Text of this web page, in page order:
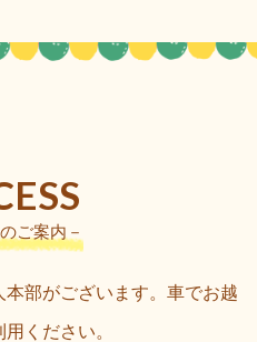
ご案内－
本部がございます。車でお越
ください。